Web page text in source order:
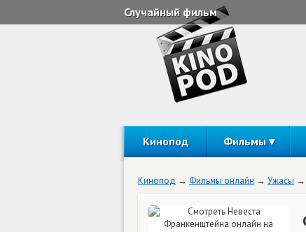
Случайный фильм
Кинопод Фильмы
Кинопод Фильмы онлайн Ужасы